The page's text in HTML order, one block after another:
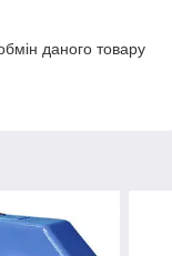
даного товару